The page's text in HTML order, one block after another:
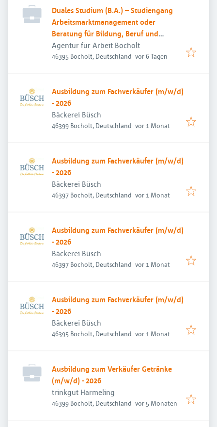
Duales Studium (B.A.) – Studiengang
Arbeitsmarktmanagement oder
Beratung für Bildung, Beruf und
Beschäftigung
Agentur für Arbeit Bocholt
46395 Bocholt, Deutschland Veröffentlicht
vor 6 Tagen
Ausbildung zum Fachverkäufer (m/w/d)
- 2026
Bäckerei Büsch
46399 Bocholt, Deutschland Veröffentlicht
vor 1 Monat
Ausbildung zum Fachverkäufer (m/w/d)
- 2026
Bäckerei Büsch
46397 Bocholt, Deutschland Veröffentlicht
vor 1 Monat
Ausbildung zum Fachverkäufer (m/w/d)
- 2026
Bäckerei Büsch
46397 Bocholt, Deutschland Veröffentlicht
vor 1 Monat
Ausbildung zum Fachverkäufer (m/w/d)
- 2026
Bäckerei Büsch
46395 Bocholt, Deutschland Veröffentlicht
vor 1 Monat
Ausbildung zum Verkäufer Getränke
(m/w/d) - 2026
trinkgut Harmeling
46399 Bocholt, Deutschland Veröffentlicht:
vor 5 Monaten